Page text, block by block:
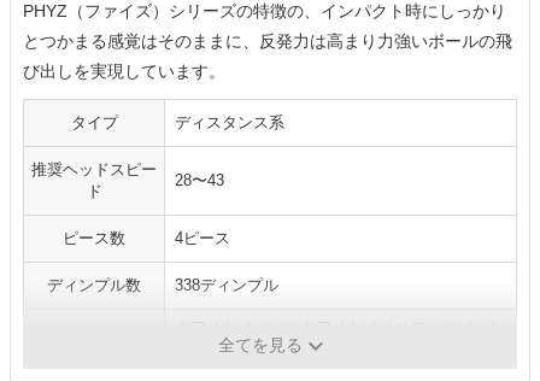
PHYZ（ファイズ）シリーズの特徴の、インパクト時にしっかり
とつかまる感覚はそのままに、反発力は高まり力強いボールの飛
び出しを実現しています。
タイプ ディスタンス系
推奨ヘッドスピー
ド
28〜43
ピース数 4ピース
ディンプル数 338ディンプル
グリーン／パールピンク
全てを見る